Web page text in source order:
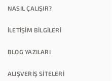
NASIL ÇALIŞIR?
İLETİŞİM BİLGİLERİ
BLOG YAZILARI
ALIŞVERİŞ SİTELERİ